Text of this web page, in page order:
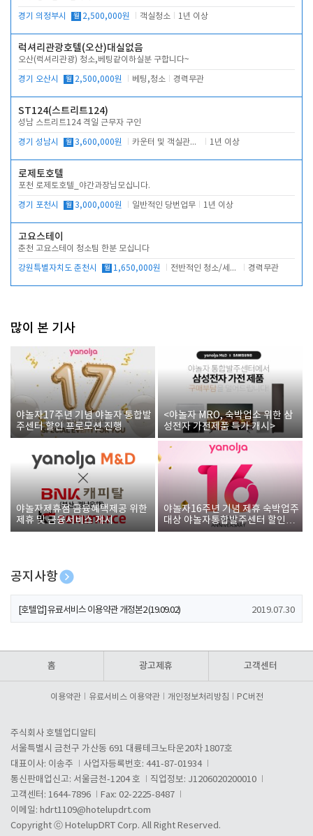
경기 의정부시 월 2,500,000원 객실청소 1년 이상
럭셔리관광호텔(오산)대실없음
오산(럭셔리관광) 청소,베팅같이하실분 구합니다~
경기 오산시 월 2,500,000원 베팅,청소 경력무관
ST124(스트리트124)
성남 스트리트124 격일 근무자 구인
경기 성남시 월 3,600,000원 카운터 및 객실관리 전반 1년 이상
로제토호텔
포천 로제토호텔_야간과장님모십니다.
경기 포천시 월 3,000,000원 일반적인 당번업무 1년 이상
고요스테이
춘천 고요스테이 청소팀 한분 모십니다
강원특별자치도 춘천시 월 1,650,000원 전반적인 청소/세탁업무 경력무관
많이 본 기사
야놀자17주년 기념 야놀자 통합발
주센터 할인 프로모션 진행
<야놀자 MRO, 숙박업소 위한 삼
성전자 가전제품 특가 개시>
야놀자제휴점 금융혜택제공 위한
제휴 및 금융서비스 게시
야놀자16주년 기념 제휴 숙박업주
대상 야놀자통합발주센터 할인쿠
폰 증정
공지사항
[호텔업] 개인정보 처리방침 개정본1 (19.09.02)
[호텔업] 유료서비스 이용약관 개정본2 (19.09.02) 2019.07.30
홈 광고제휴 고객센터
이용약관 유료서비스 이용약관 개인정보처리방침 PC버전
주식회사 호텔업디알티
서울특별시 금천구 가산동 691 대륭테크노타운20차 1807호
대표이사: 이송주
사업자등록번호: 441-87-01934
통신판매업신고: 서울금천-1204 호
직업정보: J1206020200010
고객센터: 1644-7896
Fax: 02-2225-8487
이메일: hdrt1109@hotelupdrt.com
Copyright ⓒ HotelupDRT Corp. All Right Reserved.